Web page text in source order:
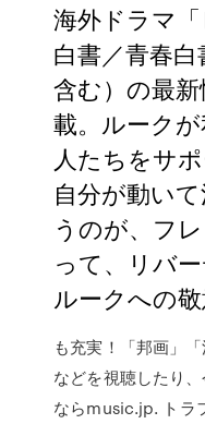
海外ドラマ
白書／青春
含む）の最
載。ルーク
人たちをサ
自分が動い
うのが、フ
って、リバ
ルークへの
も充実！「邦画」
などを視聴したり
ならmusic.jp. トラ